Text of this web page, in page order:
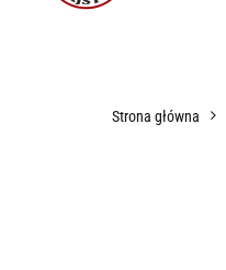
Strona główna